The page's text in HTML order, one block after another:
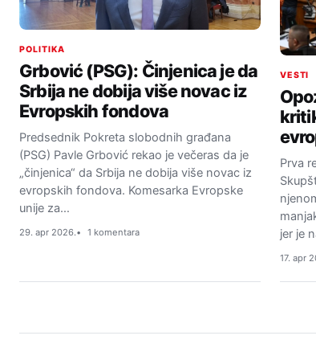
POLITIKA
Grbović (PSG): Činjenica je da
Srbija ne dobija više novac iz
Evropskih fondova
Predsednik Pokreta slobodnih građana
(PSG) Pavle Grbović rekao je večeras da je
„činjenica“ da Srbija ne dobija više novac iz
evropskih fondova. Komesarka Evropske
unije za…
29. apr 2026. 1 komentara
VESTI
Prva
jer je
17. apr